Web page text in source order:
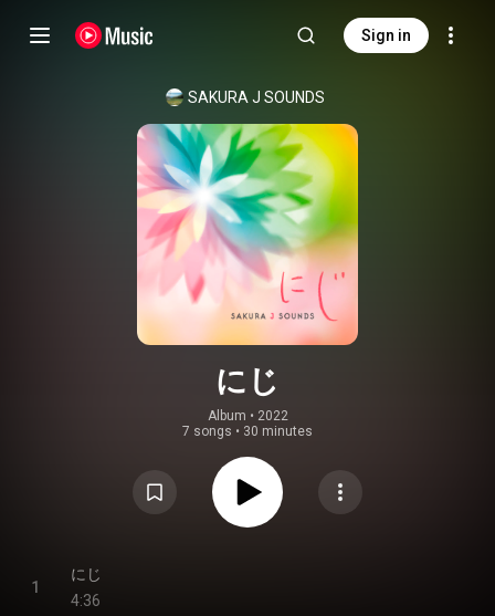
Sign in
SAKURA J SOUNDS
にじ
Album • 2022
7 songs • 30 minutes
1
にじ
4:36